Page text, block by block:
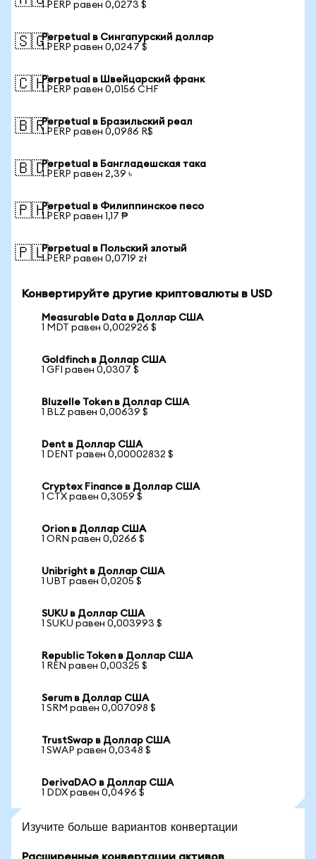
1 PERP равен 0,0273 $
🇸🇬Perpetual в Сингапурский доллар
1 PERP равен 0,0247 $
🇨🇭Perpetual в Швейцарский франк
1 PERP равен 0,0156 CHF
🇧🇷Perpetual в Бразильский реал
1 PERP равен 0,0986 R$
🇧🇩Perpetual в Бангладешская така
1 PERP равен 2,39 ৳
🇵🇭Perpetual в Филиппинское песо
1 PERP равен 1,17 ₱
🇵🇱Perpetual в Польский злотый
1 PERP равен 0,0719 zł
Конвертируйте другие криптовалюты в USD
Measurable Data в Доллар США
1 MDT равен 0,002926 $
Goldfinch в Доллар США
1 GFI равен 0,0307 $
Bluzelle Token в Доллар США
1 BLZ равен 0,00639 $
Dent в Доллар США
1 DENT равен 0,00002832 $
Cryptex Finance в Доллар США
1 CTX равен 0,3059 $
Orion в Доллар США
1 ORN равен 0,0266 $
Unibright в Доллар США
1 UBT равен 0,0205 $
SUKU в Доллар США
1 SUKU равен 0,003993 $
Republic Token в Доллар США
1 REN равен 0,00325 $
Serum в Доллар США
1 SRM равен 0,007098 $
TrustSwap в Доллар США
1 SWAP равен 0,0348 $
DerivaDAO в Доллар США
1 DDX равен 0,0496 $
Изучите больше вариантов конвертации